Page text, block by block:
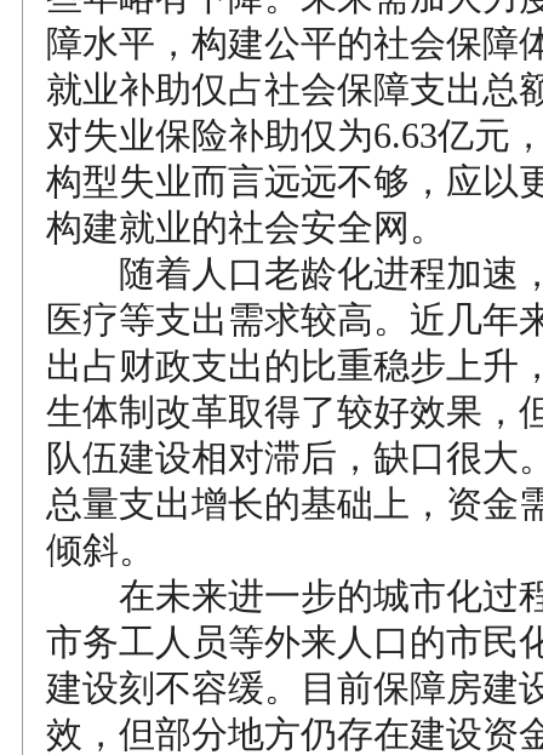
障水平，构建公平的社会保障
就业补助仅占社会保障支出总
对失业保险补助仅为6.63亿元
构型失业而言远远不够，应以
构建就业的社会安全网。
随着人口老龄化进程加速
医疗等支出需求较高。近几年
出占财政支出的比重稳步上升
生体制改革取得了较好效果，
队伍建设相对滞后，缺口很大
总量支出增长的基础上，资金
倾斜。
在未来进一步的城市化过
市务工人员等外来人口的市民
建设刻不容缓。目前保障房建
效，但部分地方仍存在建设资